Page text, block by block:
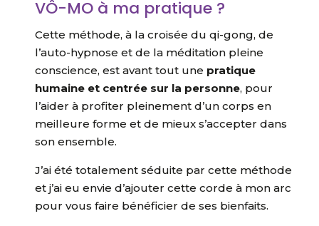
VÔ-MO à ma pratique ?
Cette méthode, à la croisée du qi-gong, de
l’auto-hypnose et de la méditation pleine
conscience, est avant tout une pratique
humaine et centrée sur la personne, pour
l’aider à profiter pleinement d’un corps en
meilleure forme et de mieux s’accepter dans
son ensemble.
J’ai été totalement séduite par cette méthode
et j’ai eu envie d’ajouter cette corde à mon arc
pour vous faire bénéficier de ses bienfaits.